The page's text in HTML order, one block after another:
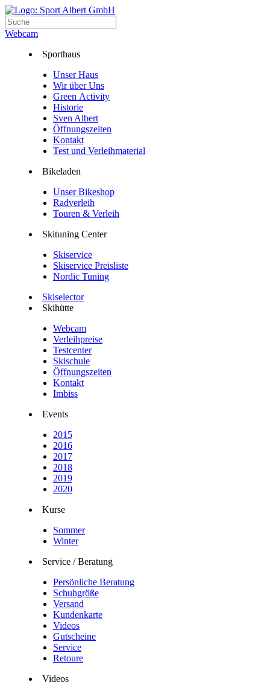
Webcam
Sporthaus
Unser Haus
Wir über Uns
Green Activity
Historie
Sven Albert
Öffnungszeiten
Kontakt
Test und Verleihmaterial
Bikeladen
Unser Bikeshop
Radverleih
Touren & Verleih
Skituning Center
Skiservice
Skiservice Preisliste
Nordic Tuning
Skiselector
Skihütte
Webcam
Verleihpreise
Testcenter
Skischule
Öffnungszeiten
Kontakt
Imbiss
Events
2015
2016
2017
2018
2019
2020
Kurse
Sommer
Winter
Service / Beratung
Persönliche Beratung
Schuhgröße
Versand
Kundenkarte
Videos
Gutscheine
Service
Retoure
Videos